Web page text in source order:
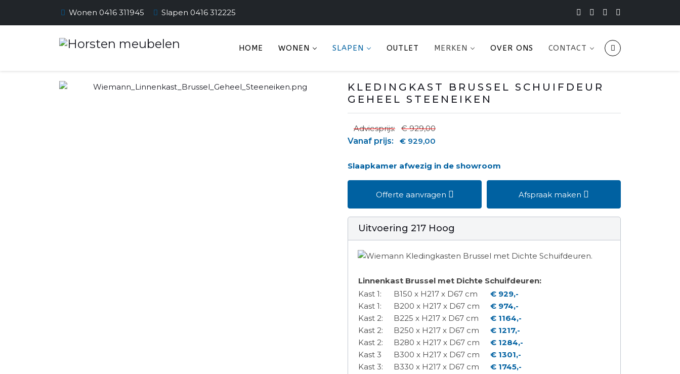
Wonen 0416 311945 Slapen 0416 312225
HOME WONEN SLAPEN OUTLET MERKEN OVER ONS CONTACT
KLEDINGKAST BRUSSEL SCHUIFDEUR
GEHEEL STEENEIKEN
Adviesprijs:
€ 929,00
Vanaf prijs:
€ 929,00
Slaapkamer afwezig in de showroom
Offerte aanvragen Afspraak maken
Uitvoering 217 Hoog
Linnenkast Brussel met Dichte Schuifdeuren:
Kast 1:
Kast 1:
Kast 2:
Kast 2:
Kast 2:
Kast 3
Kast 3:
B150 x H217 x D67 cm
B200 x H217 x D67 cm
B225 x H217 x D67 cm
B250 x H217 x D67 cm
B280 x H217 x D67 cm
B300 x H217 x D67 cm
B330 x H217 x D67 cm
€ 929,-
€ 974,-
€ 1164,-
€ 1217,-
€ 1284,-
€ 1301,-
€ 1745,-